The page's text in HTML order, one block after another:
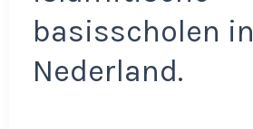
basisscholen in
Nederland.